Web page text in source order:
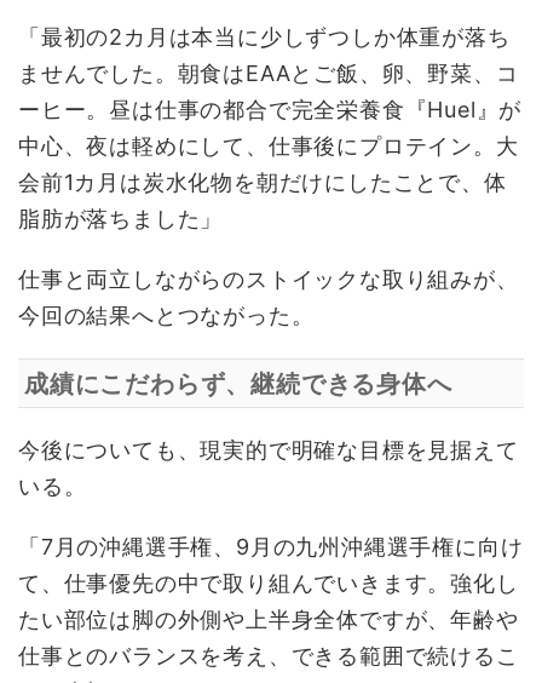
「最初の2カ月は本当に少しずつしか体重が落ち
ませんでした。朝食はEAAとご飯、卵、野菜、コ
ーヒー。昼は仕事の都合で完全栄養食『Huel』が
中心、夜は軽めにして、仕事後にプロテイン。大
会前1カ月は炭水化物を朝だけにしたことで、体
脂肪が落ちました」
仕事と両立しながらのストイックな取り組みが、
今回の結果へとつながった。
成績にこだわらず、継続できる身体へ
今後についても、現実的で明確な目標を見据えて
いる。
「7月の沖縄選手権、9月の九州沖縄選手権に向け
て、仕事優先の中で取り組んでいきます。強化し
たい部位は脚の外側や上半身全体ですが、年齢や
仕事とのバランスを考え、できる範囲で続けるこ